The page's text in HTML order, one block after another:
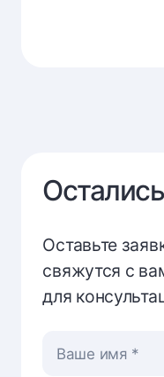
Оставьте
свяжутся с
для
Ваше имя